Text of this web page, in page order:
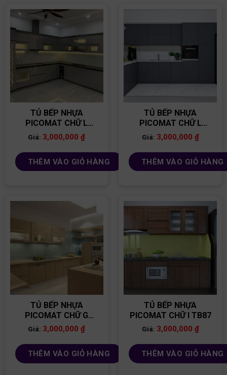
TỦ BẾP NHỰA
PICOMAT CHỮ L
TB96
Giá: 3,000,000₫
THÊM VÀO GIỎ HÀNG
TỦ BẾP NHỰA
PICOMAT CHỮ L
TB101
Giá: 3,000,000 ₫
THÊM VÀO GIỎ HÀNG
TỦ BẾP NHỰA
PICOMAT CHỮ G
TB90
Giá: 3,000,000₫
THÊM VÀO GIỎ HÀNG
TỦ BẾP NHỰA
PICOMAT CHỮ I TB87
Giá: 3,000,000 ₫
THÊM VÀO GIỎ HÀNG